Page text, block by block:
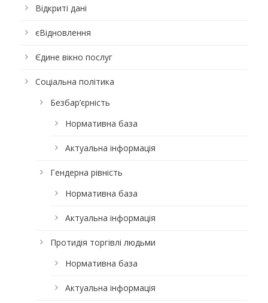
Відкриті дані
єВідновлення
Єдине вікно послуг
Соціальна політика
Безбар’єрність
Нормативна база
Актуальна інформація
Гендерна рівність
Нормативна база
Актуальна інформація
Протидія торгівлі людьми
Нормативна база
Актуальна інформація